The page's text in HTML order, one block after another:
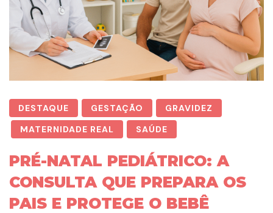
DESTAQUE GESTAÇÃO
GRAVIDEZ
MATERNIDADE REAL
SAÚDE
PRÉ-NATAL PEDIÁTRICO: A
CONSULTA QUE PREPARA OS
PAIS E PROTEGE O BEBÊ